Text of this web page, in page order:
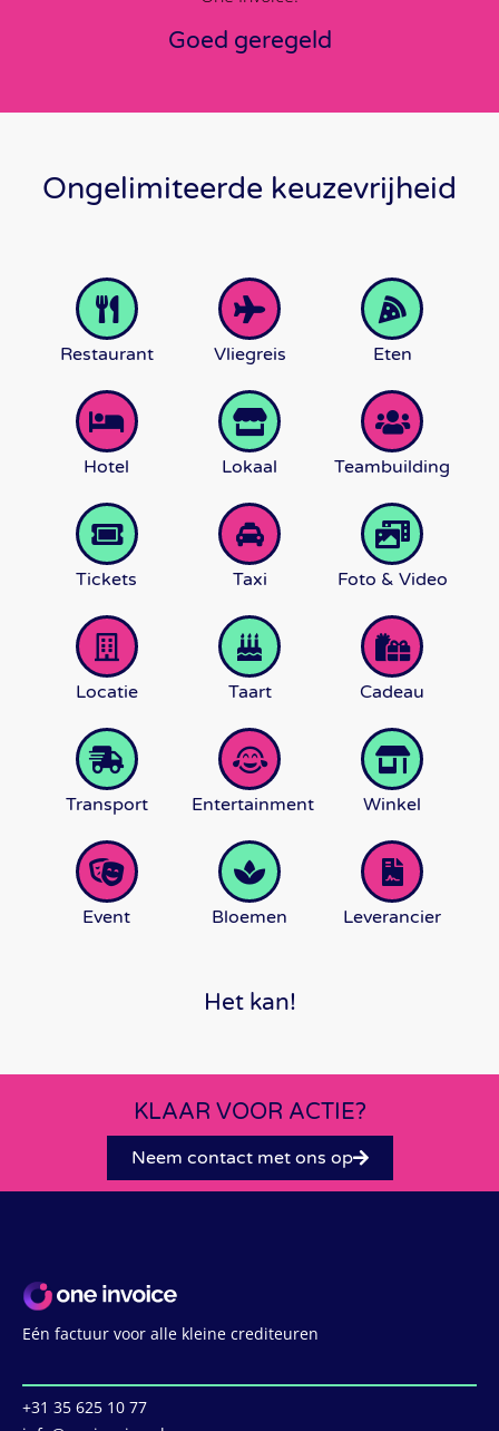
Goed geregeld
Ongelimiteerde keuzevrijheid
Restaurant Vliegreis Eten
Hotel Lokaal Teambuilding
Tickets Taxi Foto & Video
Locatie Taart Cadeau
Transport Entertainment Winkel
Event Bloemen Leverancier
Het kan!
KLAAR VOOR ACTIE?
Neem contact met ons op
Eén factuur voor alle kleine crediteuren
‭+31 35 625 10 77